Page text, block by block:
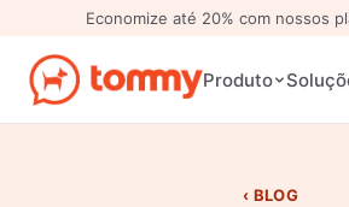
Economize até 20% com nossos
Produto
BLOG